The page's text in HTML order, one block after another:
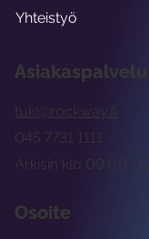
Asiakaspalvelu
tuki@rockway.fi
Arkisin klo 09:00 -
045 7731 1111
Osoite
Yhteistyö